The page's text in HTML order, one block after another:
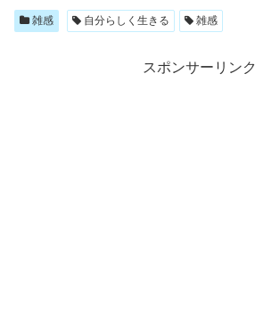
雑感 自分らしく生きる 雑感
スポンサーリンク